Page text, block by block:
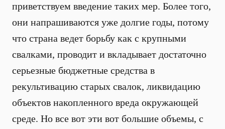
приветствуем введение таких мер. Более того,
они напрашиваются уже долгие годы, потому
что страна ведет борьбу как с крупными
свалками, проводит и вкладывает достаточно
серьезные бюджетные средства в
рекультивацию старых свалок, ликвидацию
объектов накопленного вреда окружающей
среде. Но все вот эти вот большие объемы, с